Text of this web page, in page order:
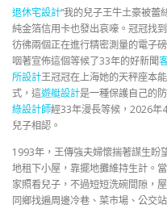
退休宅設計“我的兒子王牛土豪被蕾
純金箔信用卡也發出哀嚎。冠冠找
彷彿兩個正在進行精密測量的電子
咽著宣佈這個等候了33年的好新聞
所設計王冠冠在上海她的天秤座本
式，這遊艇設計是一種保護自己的
綠設計師經33年漫長等候，2026年
兒子相認。
1993年，王傳強夫婦懷揣著謀生盼
地租下小屋，靠擺地攤維持生計。
家照看兒子，不過短短洗碗間隙，
同鄉找遍周邊冷巷、菜市場、公交